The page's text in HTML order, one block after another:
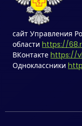
сайт Управления
области https://
ВКонтакте https://
Одноклассники